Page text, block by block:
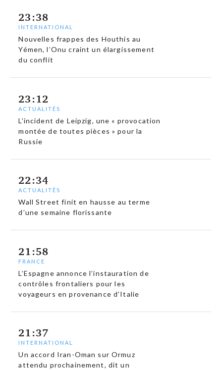
23:38
INTERNATIONAL
Nouvelles frappes des Houthis au
Yémen, l’Onu craint un élargissement
du conflit
23:12
ACTUALITÉS
L’incident de Leipzig, une « provocation
montée de toutes pièces » pour la
Russie
22:34
ACTUALITÉS
Wall Street finit en hausse au terme
d’une semaine florissante
21:58
FRANCE
L’Espagne annonce l’instauration de
contrôles frontaliers pour les
voyageurs en provenance d’Italie
21:37
INTERNATIONAL
Un accord Iran-Oman sur Ormuz
attendu prochainement, dit un